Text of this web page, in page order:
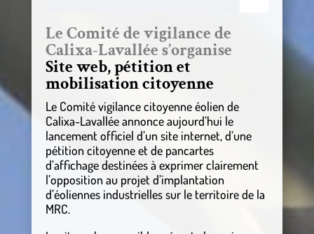
Le Comité de vigilance de
Calixa-Lavallée s’organise
Site web, pétition et
mobilisation citoyenne
Le Comité vigilance citoyenne éolien de
Calixa-Lavallée annonce aujourd’hui le
lancement officiel d’un site internet, d’une
pétition citoyenne et de pancartes
d’affichage destinées à exprimer clairement
l’opposition au projet d’implantation
d’éoliennes industrielles sur le territoire de la
MRC.